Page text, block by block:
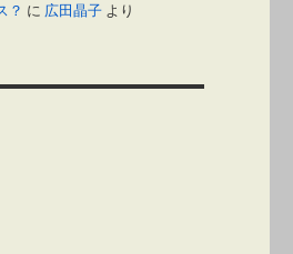
？ に 広田晶子 より